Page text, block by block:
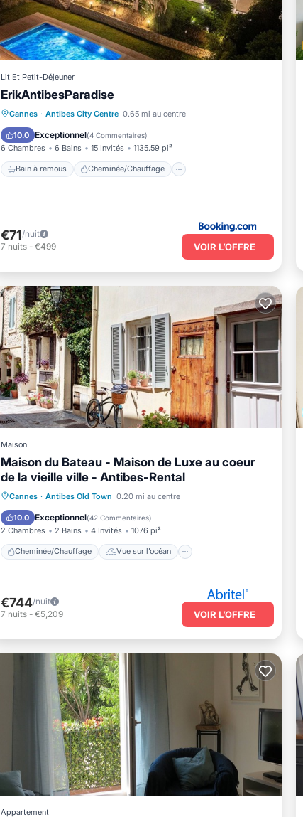
Lit Et Petit-Déjeuner
ErikAntibesParadise
Cannes · Antibes City Centre 0.65 mi au centre
10.0 Exceptionnel(4 Commentaires)
6 Chambres 6 Bains 15 Invités 1135.59 pi²
Bain à remous Cheminée/Chauffage
Bain à remous
Cheminée/Chauffage
Balcon/Terrasse
Vue
€71/nuit
7 nuits - €499 VOIR L’OFFRE
Maison
Maison du Bateau - Maison de Luxe au coeur
de la vieille ville - Antibes-Rental
Cannes · Antibes Old Town 0.20 mi au centre
10.0 Exceptionnel(42 Commentaires)
2 Chambres 2 Bains 4 Invités 1076 pi²
Cheminée/Chauffage Vue sur l’océan
Cheminée/Chauffage
Vue sur l’océan
Balcon/Terrasse
Vue
€744/nuit
7 nuits - €5,209 VOIR L’OFFRE
Appartement